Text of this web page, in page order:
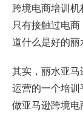
跨境电商培训
只有接触过电
道什么是好的丽
其实，丽水亚
运营的一个培
做亚马逊跨境